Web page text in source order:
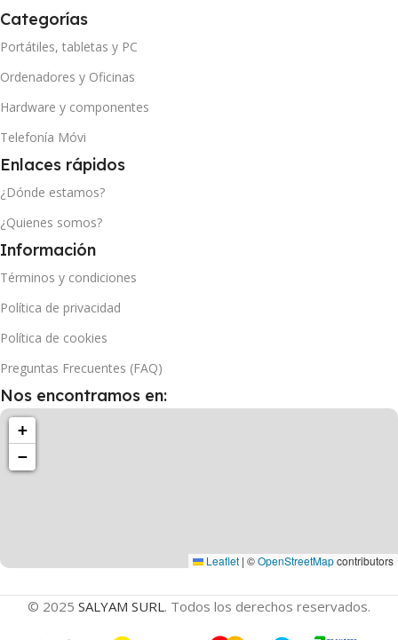
Categorías
Portátiles, tabletas y PC
Ordenadores y Oficinas
Hardware y componentes
Telefonía Móvi
Enlaces rápidos
¿Dónde estamos?
¿Quienes somos?
Información
Términos y condiciones
Política de privacidad
Política de cookies
Preguntas Frecuentes (FAQ)
Nos encontramos en:
+
−
Leaflet | ©OpenStreetMapcontributors
© 2025 SALYAM SURL. Todos los derechos reservados.